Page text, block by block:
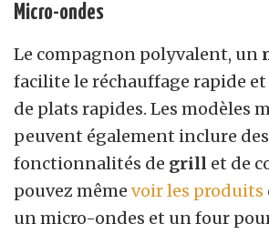
Micro-ondes
Le compagnon polyvalent, un
facilite le réchauffage rapide
de plats rapides. Les modèles
peuvent également inclure des
fonctionnalités de grill et de
pouvez même voir les produits
un micro-ondes et un four